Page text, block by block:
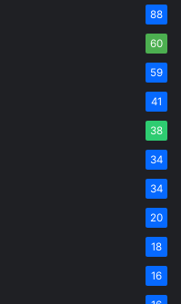
88
60
59
41
38
34
34
20
18
16